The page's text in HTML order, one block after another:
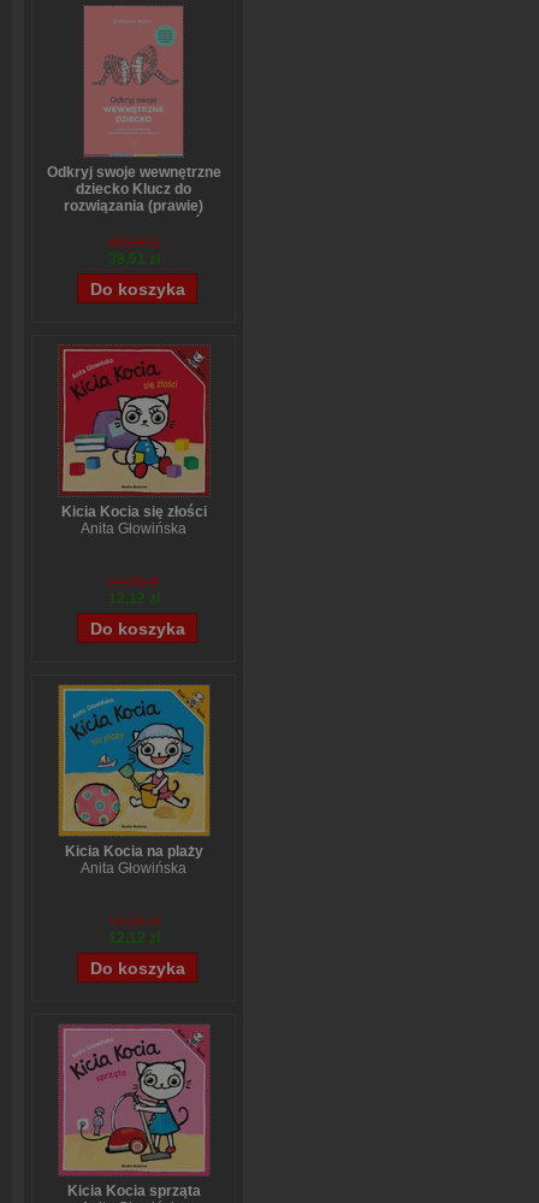
Odkryj swoje wewnętrzne
dziecko Klucz do
rozwiązania (prawie)
Stefanie Stahl
49,14 zł
39,51 zł
Kicia Kocia się złości
Anita Głowińska
14,90 zł
12,12 zł
Kicia Kocia na plaży
Anita Głowińska
14,90 zł
12,12 zł
Kicia Kocia sprząta